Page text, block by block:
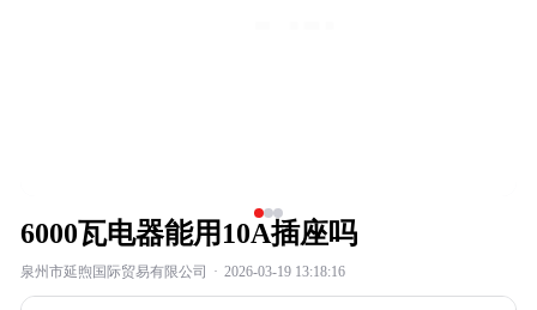
6000瓦电器能用10A插座吗
泉州市延煦国际贸易有限公司 · 2026-03-19 13:18:16